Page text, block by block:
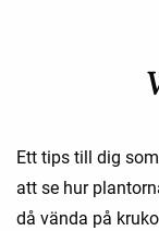
Ett tips till dig
att se hur
då vända på